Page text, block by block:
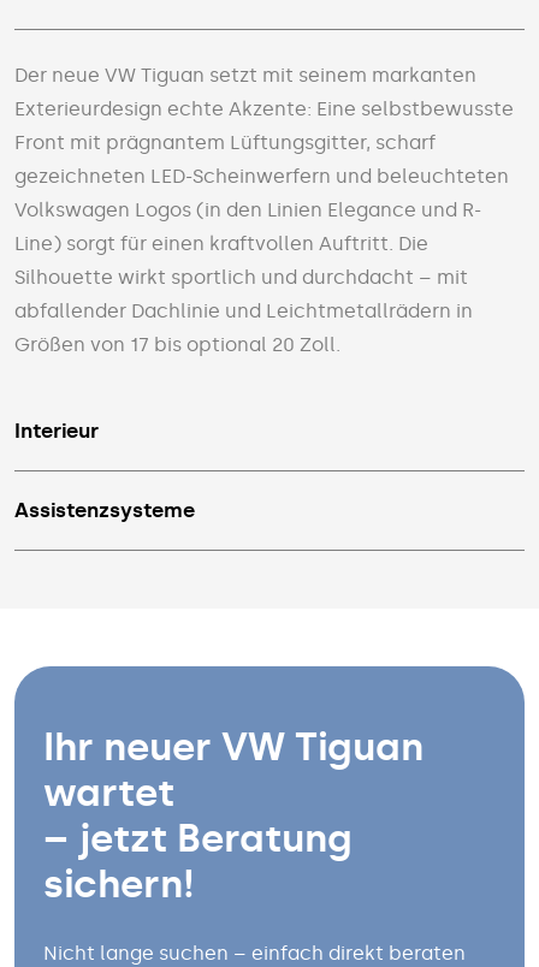
Der neue VW Tiguan setzt mit seinem markanten
Exterieurdesign echte Akzente: Eine selbstbewusste
Front mit prägnantem Lüftungsgitter, scharf
gezeichneten LED-Scheinwerfern und beleuchteten
Volkswagen Logos (in den Linien Elegance und R-
Line) sorgt für einen kraftvollen Auftritt. Die
Silhouette wirkt sportlich und durchdacht – mit
abfallender Dachlinie und Leichtmetallrädern in
Größen von 17 bis optional 20 Zoll.
Interieur
Assistenzsysteme
Ihr neuer VW Tiguan
wartet
– jetzt Beratung
sichern!
Nicht lange suchen – einfach direkt beraten